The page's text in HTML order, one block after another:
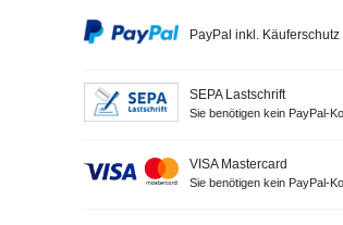
PayPal inkl. Käuferschutz
SEPA Lastschrift
Sie benötigen kein PayPal-
VISA Mastercard
Sie benötigen kein PayPal-